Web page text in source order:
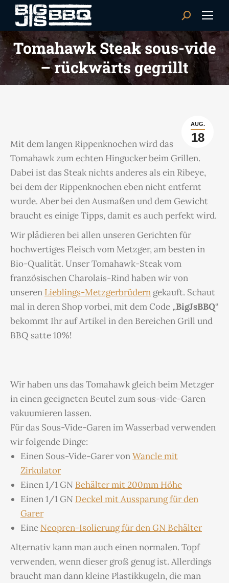
Search:
Tomahawk Steak sous-vide
– rückwärts gegrillt
AUG.
18
Mit dem langen Rippenknochen wird das
Tomahawk zum echten Hingucker beim Grillen.
Dabei ist das Steak nichts anderes als ein Ribeye,
bei dem der Rippenknochen eben nicht entfernt
wurde. Aber bei den Ausmaßen und dem Gewicht
braucht es einige Tipps, damit es auch perfekt wird.
Wir plädieren bei allen unseren Gerichten für
hochwertiges Fleisch vom Metzger, am besten in
Bio-Qualität. Unser Tomahawk-Steak vom
französischen Charolais-Rind haben wir von
unseren Lieblings-Metzgerbrüdern gekauft. Schaut
mal in deren Shop vorbei, mit dem Code „BigJsBBQ“
bekommt Ihr auf Artikel in den Bereichen Grill und
BBQ satte 10%!
Wir haben uns das Tomahawk gleich beim Metzger
in einen geeigneten Beutel zum sous-vide-Garen
vakuumieren lassen.
Für das Sous-Vide-Garen im Wasserbad verwenden
wir folgende Dinge:
Einen Sous-Vide-Garer vonWancle mit
Zirkulator
Einen 1/1 GN Behälter mit 200mm Höhe
Einen 1/1 GN Deckel mit Aussparung für den
Garer
Eine Neopren-Isolierung für den GN Behälter
Alternativ kann man auch einen normalen. Topf
verwenden, wenn dieser groß genug ist. Allerdings
braucht man dann kleine Plastikkugeln, die man